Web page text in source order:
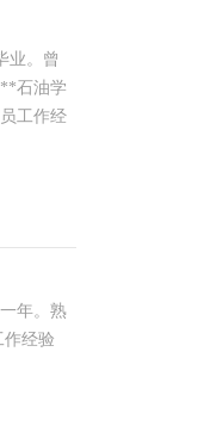
业。曾
石油学
工作经
年。熟
作经验